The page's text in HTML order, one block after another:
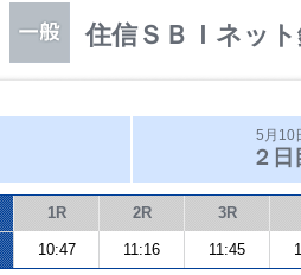
住信ＳＢＩネッ
5月10
２日
1R 2R 3R
10:47 11:16 11:45